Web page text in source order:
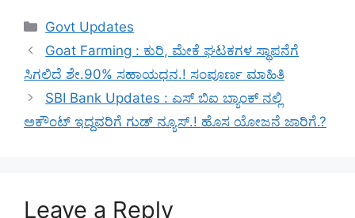
Categories
Govt Updates
Goat Farming : ಕುರಿ, ಮೇಕೆ ಘಟಕಗಳ ಸ್ಥಾಪನೆಗೆ
ಸಿಗಲಿದೆ ಶೇ.90% ಸಹಾಯಧನ.! ಸಂಪೂರ್ಣ ಮಾಹಿತಿ
SBI Bank Updates : ಎಸ್ ಬಿಐ ಬ್ಯಾಂಕ್ ನಲ್ಲಿ
ಅಕೌಂಟ್ ಇದ್ದವರಿಗೆ ಗುಡ್ ನ್ಯೂಸ್.! ಹೊಸ ಯೋಜನೆ ಜಾರಿಗೆ.?
Leave a Reply